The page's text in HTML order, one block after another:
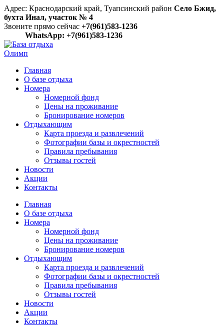
Адрес: Краснодарский край, Туапсинский район Село Бжид,
бухта Инал, участок № 4
Звоните прямо сейчас +7(961)583-1236
WhatsApp: +7(961)583-1236
Главная
О базе отдыха
Номера
Номерной фонд
Цены на проживание
Бронирование номеров
Отдыхающим
Карта проезда и развлечений
Фотографии базы и окрестностей
Правила пребывания
Отзывы гостей
Новости
Акции
Контакты
Главная
О базе отдыха
Номера
Номерной фонд
Цены на проживание
Бронирование номеров
Отдыхающим
Карта проезда и развлечений
Фотографии базы и окрестностей
Правила пребывания
Отзывы гостей
Новости
Акции
Контакты